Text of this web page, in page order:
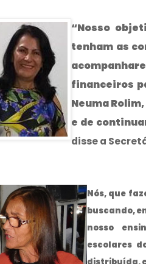
“Nosso
tenham as
financeiros
Neuma
e de
disse a
Nós, que
buscando,
nosso
escolares